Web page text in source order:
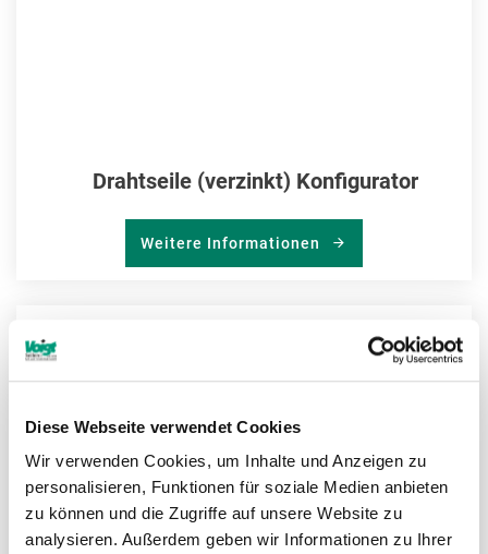
Diese Webseite verwendet Cookies
Wir verwenden Cookies, um Inhalte und Anzeigen zu
personalisieren, Funktionen für soziale Medien anbieten
zu können und die Zugriffe auf unsere Website zu
analysieren. Außerdem geben wir Informationen zu Ihrer
Drahtseile (verzinkt) Konfigurator
Weitere Informationen
ZUR